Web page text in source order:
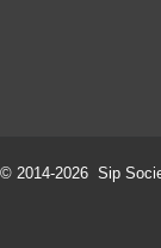
© 2014-2026 Sip